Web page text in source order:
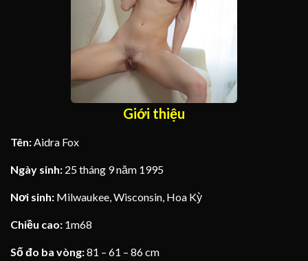
Giới thiệu
Tên: Aidra Fox
Ngày sinh: 25 tháng 9 năm 1995
Nơi sinh: Milwaukee, Wisconsin, Hoa Kỳ
Chiều cao: 1m68
Số đo ba vòng:81 – 61 – 86 cm